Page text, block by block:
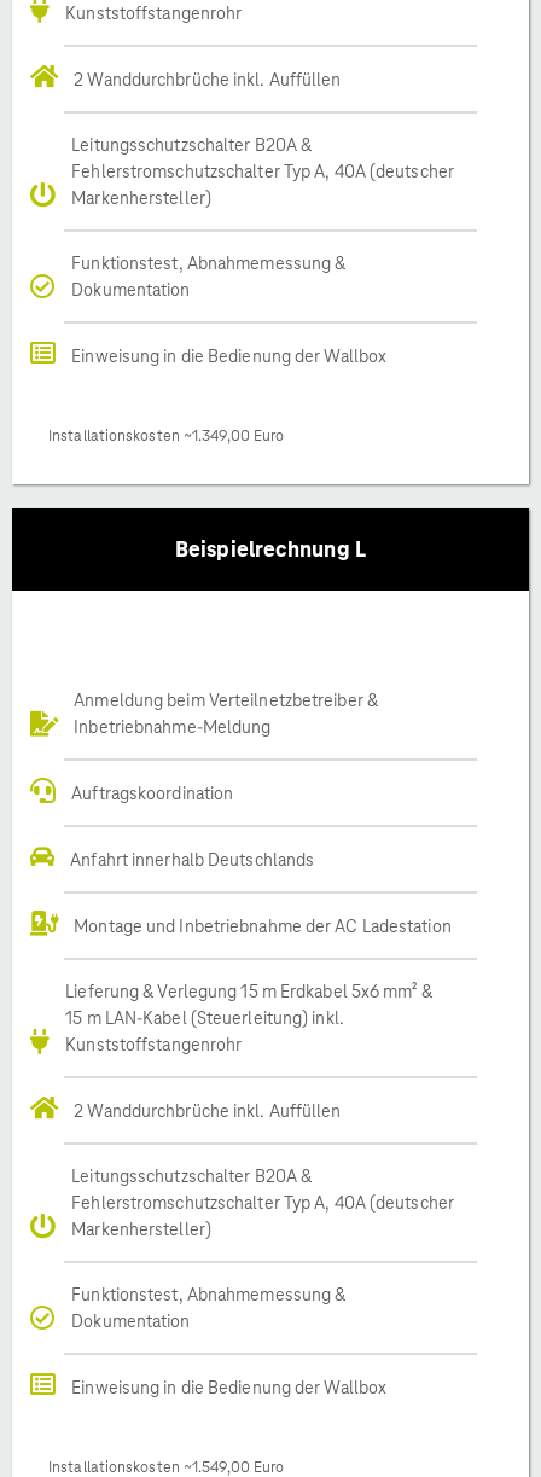
Kunststoffstangenrohr
2 Wanddurchbrüche inkl. Auffüllen
Leitungsschutzschalter B20A &
Fehlerstromschutzschalter Typ A, 40A (deutscher
Markenhersteller)
Funktionstest, Abnahmemessung &
Dokumentation
Einweisung in die Bedienung der Wallbox
Installationskosten ~1.349,00 Euro
Beispielrechnung L
Anmeldung beim Verteilnetzbetreiber &
Inbetriebnahme-Meldung
Auftragskoordination
Anfahrt innerhalb Deutschlands
Montage und Inbetriebnahme der AC Ladestation
Lieferung & Verlegung 15 m Erdkabel 5x6 mm² &
15 m LAN-Kabel (Steuerleitung) inkl.
Kunststoffstangenrohr
2 Wanddurchbrüche inkl. Auffüllen
Leitungsschutzschalter B20A &
Fehlerstromschutzschalter Typ A, 40A (deutscher
Markenhersteller)
Funktionstest, Abnahmemessung &
Dokumentation
Einweisung in die Bedienung der Wallbox
Installationskosten ~1.549,00 Euro